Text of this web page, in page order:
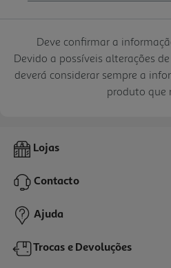
Deve confirmar a
Devido a possíveis alterações
deverá considerar sempre a
produto que
Lojas
Contacto
Ajuda
Trocas e Devoluções